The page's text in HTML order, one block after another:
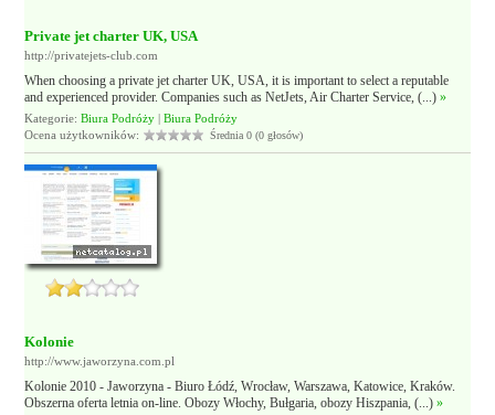
Private jet charter UK, USA
http://privatejets-club.com
When choosing a private jet charter UK, USA, it is important to select a reputable
and experienced provider. Companies such as NetJets, Air Charter Service, (...)»
Kategorie:Biura Podróży |Biura Podróży
Ocena użytkowników:
Średnia 0 (0 głosów)
Kolonie
http://www.jaworzyna.com.pl
Kolonie 2010 - Jaworzyna - Biuro Łódź, Wrocław, Warszawa, Katowice, Kraków.
Obszerna oferta letnia on-line. Obozy Włochy, Bułgaria, obozy Hiszpania, (...)»